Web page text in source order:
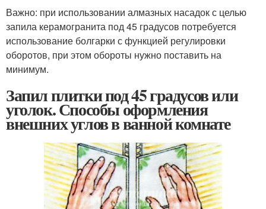
Важно: при использовании алмазных насадок с целью
запила керамогранита под 45 градусов потребуется
использование болгарки с функцией регулировки
оборотов, при этом обороты нужно поставить на
минимум.
Запил плитки под 45 градусов или
уголок. Способы оформления
внешних углов в ванной комнате